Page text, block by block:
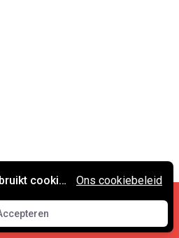
privacy •
Contact
Spreekwoorden.nl
Deze website gebruikt cookies.
Accepteren
Ons cookiebeleid